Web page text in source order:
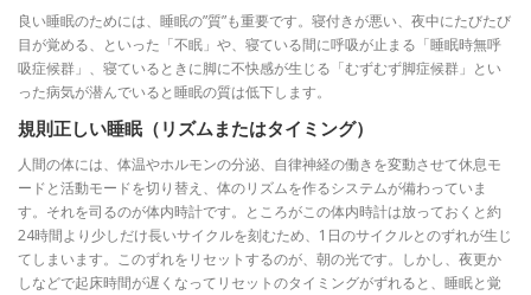
良い睡眠のためには、睡眠の”質”も重要です。寝付きが悪い、夜中にたびたび
目が覚める、といった「不眠」や、寝ている間に呼吸が止まる「睡眠時無呼
吸症候群」、寝ているときに脚に不快感が生じる「むずむず脚症候群」とい
った病気が潜んでいると睡眠の質は低下します。
規則正しい睡眠（リズムまたはタイミング）
人間の体には、体温やホルモンの分泌、自律神経の働きを変動させて休息モ
ードと活動モードを切り替え、体のリズムを作るシステムが備わっていま
す。それを司るのが体内時計です。ところがこの体内時計は放っておくと約
24時間より少しだけ長いサイクルを刻むため、1日のサイクルとのずれが生じ
てしまいます。このずれをリセットするのが、朝の光です。しかし、夜更か
しなどで起床時間が遅くなってリセットのタイミングがずれると、睡眠と覚